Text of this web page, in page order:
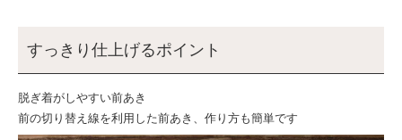
すっきり仕上げるポイント
脱ぎ着がしやすい前あき
前の切り替え線を利用した前あき、作り方も簡単です